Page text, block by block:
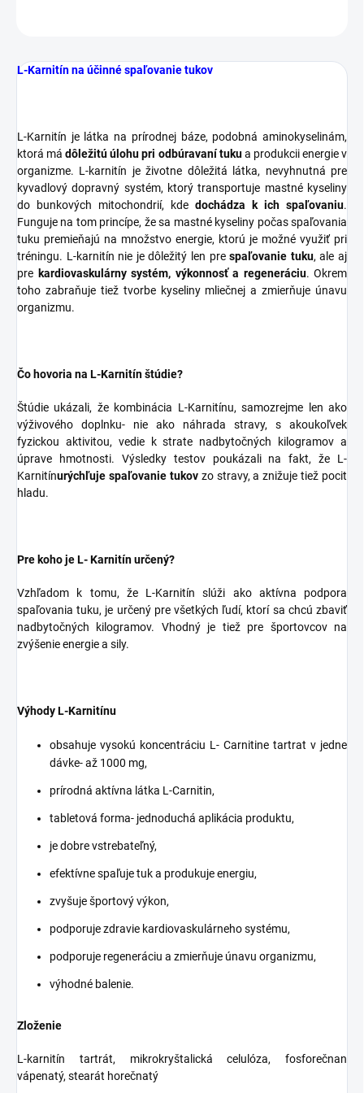
L-Karnitín na účinné spaľovanie tukov
L-Karnitín je látka na prírodnej báze, podobná aminokyselinám,
ktorá mádôležitú úlohu pri odbúravaní tukua produkcii energie v
organizme. L-karnitín je životne dôležitá látka, nevyhnutná pre
kyvadlový dopravný systém, ktorý transportuje mastné kyseliny
do bunkových mitochondrií, kde dochádza k ich spaľovaniu.
Funguje na tom princípe, že sa mastné kyseliny počas spaľovania
tuku premieňajú na množstvo energie, ktorú je možné využiť pri
tréningu. L-karnitín nie je dôležitý len prespaľovanie tuku, ale aj
pre kardiovaskulárny systém, výkonnosť a regeneráciu. Okrem
toho zabraňuje tiež tvorbe kyseliny mliečnej a zmierňuje únavu
organizmu.
Čo hovoria na L-Karnitín štúdie?
Štúdie ukázali, že kombinácia L-Karnitínu, samozrejme len ako
výživového doplnku- nie ako náhrada stravy, s akoukoľvek
fyzickou aktivitou, vedie k strate nadbytočných kilogramov a
úprave hmotnosti. Výsledky testov poukázali na fakt, že L-
Karnitínurýchľuje spaľovanie tukovzo stravy, a znižuje tiež pocit
hladu.
Pre koho je L- Karnitín určený?
Vzhľadom k tomu, že L-Karnitín slúži ako aktívna podpora
spaľovania tuku, je určený pre všetkých ľudí, ktorí sa chcú zbaviť
nadbytočných kilogramov. Vhodný je tiež pre športovcov na
zvýšenie energie a sily.
Výhody L-Karnitínu
obsahuje vysokú koncentráciu L- Carnitine tartrat v jedne
dávke- až 1000 mg,
prírodná aktívna látka L-Carnitin,
tabletová forma- jednoduchá aplikácia produktu,
je dobre vstrebateľný,
efektívne spaľuje tuk a produkuje energiu,
zvyšuje športový výkon,
podporuje zdravie kardiovaskulárneho systému,
podporuje regeneráciu a zmierňuje únavu organizmu,
výhodné balenie.
Zloženie
L-karnitín tartrát, mikrokryštalická celulóza, fosforečnan
vápenatý, stearát horečnatý